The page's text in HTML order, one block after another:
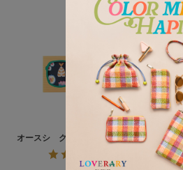
オースシ クリーニングクロス
L/CCOHS-193021